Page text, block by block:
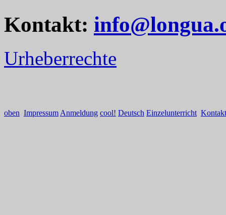
Kontakt:
Urheberrechte
oben Impressum Anmeldung cool! Deutsch Einzelunterricht Kontakt